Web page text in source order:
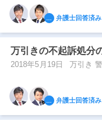
弁護士回答済み
万引きの不起訴処分
2018年5月19日 万引き
弁護士回答済み